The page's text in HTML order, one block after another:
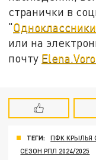
странички в
"Одноклассники
или на
почту
ТЕГИ: ПФК КРЫЛЬЯ
СЕЗОН РПЛ 2024/2025